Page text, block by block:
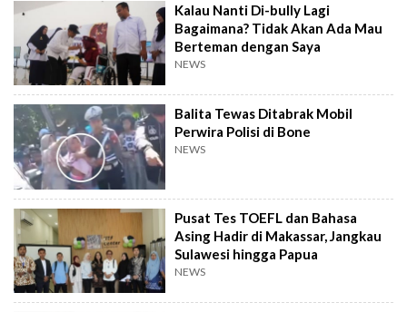
Kalau Nanti Di-bully Lagi
Bagaimana? Tidak Akan Ada Mau
Berteman dengan Saya
NEWS
Balita Tewas Ditabrak Mobil
Perwira Polisi di Bone
NEWS
Pusat Tes TOEFL dan Bahasa
Asing Hadir di Makassar, Jangkau
Sulawesi hingga Papua
NEWS